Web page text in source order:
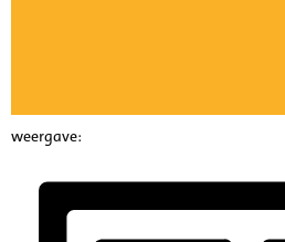
weergave: